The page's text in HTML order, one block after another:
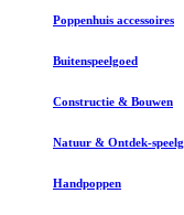
Poppenhuis accessoires
Buitenspeelgoed
Constructie & Bouwen
Natuur & Ontdek-
Handpoppen